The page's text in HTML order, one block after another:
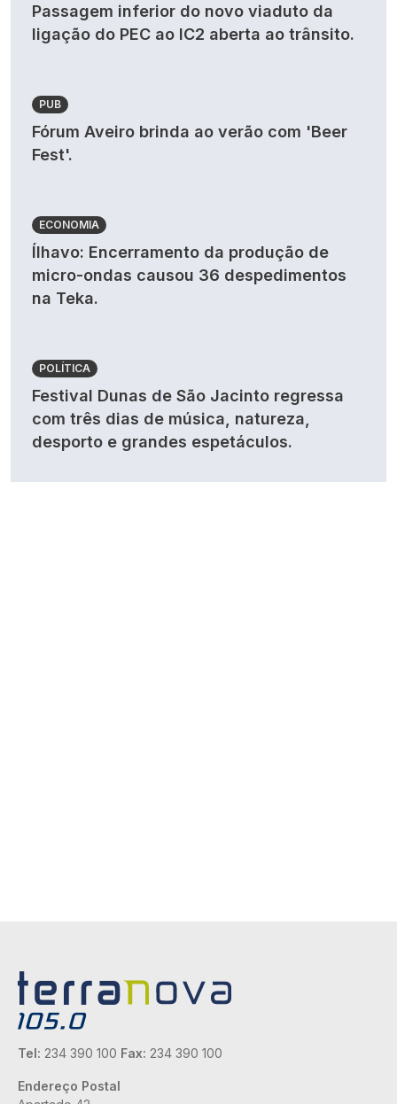
Passagem inferior do novo viaduto da
ligação do PEC ao IC2 aberta ao trânsito.
PUB
Fórum Aveiro brinda ao verão com 'Beer
Fest'.
ECONOMIA
Ílhavo: Encerramento da produção de
micro-ondas causou 36 despedimentos
na Teka.
POLÍTICA
Festival Dunas de São Jacinto regressa
com três dias de música, natureza,
desporto e grandes espetáculos.
Tel: 234 390 100 Fax: 234 390 100
Endereço Postal